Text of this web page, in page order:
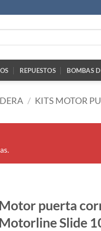
REPUESTOS BOMBAS
/ KITS MOTOR
Motor puerta
Motorline Slide